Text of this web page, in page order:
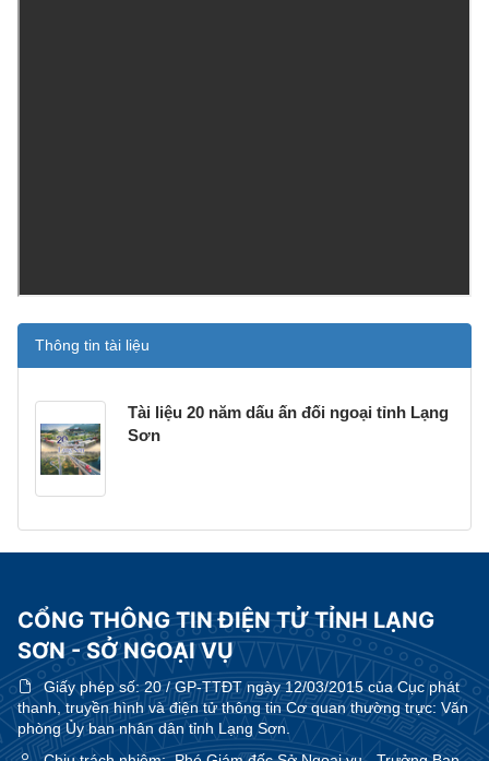
Thông tin tài liệu
Tài liệu 20 năm dấu ấn đối ngoại tỉnh Lạng
Sơn
CỔNG THÔNG TIN ĐIỆN TỬ TỈNH LẠNG
SƠN - SỞ NGOẠI VỤ
Giấy phép số:20 / GP-TTĐT ngày 12/03/2015 của Cục phát
thanh, truyền hình và điện tử thông tin Cơ quan thường trực: Văn
phòng Ủy ban nhân dân tỉnh Lạng Sơn.